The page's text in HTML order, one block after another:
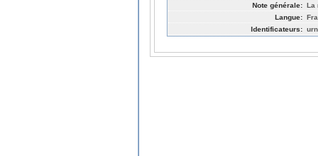
Note générale: La
Langue:
Identificateurs: